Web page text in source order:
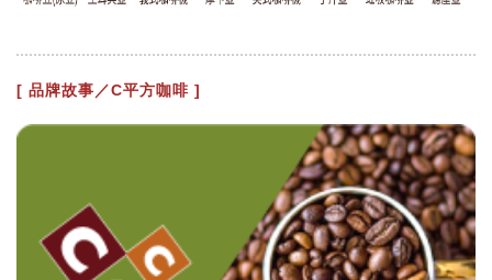
[ 品牌故事／C平方咖啡 ]